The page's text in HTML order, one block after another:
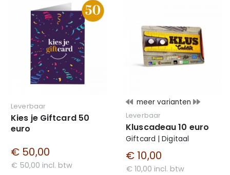
Leverbaar
Kies je Giftcard 50
euro
€ 50,00
€ 50,00 incl. btw
meer varianten
Leverbaar
Kluscadeau 10 euro
Giftcard | Digitaal
€ 10,00
€ 10,00 incl. btw